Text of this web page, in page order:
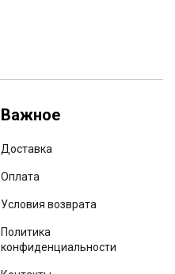
Важное
Доставка
Оплата
Условия возврата
Политика
конфиденциальности